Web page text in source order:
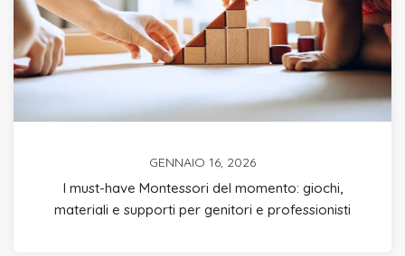
GENNAIO 16, 2026
I must-have Montessori del momento: giochi,
materiali e supporti per genitori e professionisti